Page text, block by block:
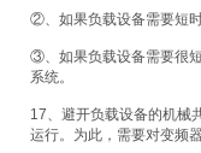
②、如果负载设备需要短
③、如果负载设备需要很
系统。
17、避开负载设备的机械
运行。为此，需要对变频